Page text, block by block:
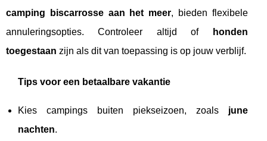
camping biscarrosse aan het meer, bieden flexibele
annuleringsopties. Controleer altijd of
honden
toegestaan zijn als dit van toepassing is op jouw verblijf.
Tips voor een betaalbare vakantie
Kies campings buiten piekseizoen, zoals june
nachten.